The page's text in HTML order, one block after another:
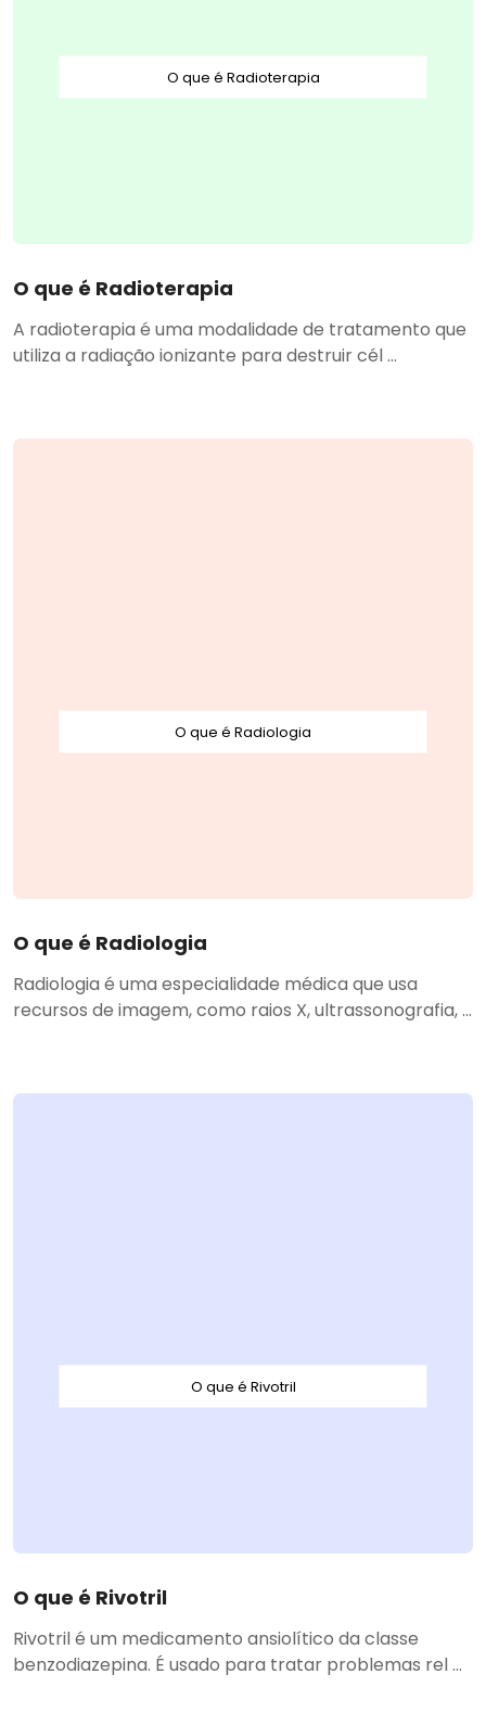
O que é Radioterapia
O que é Radioterapia
A radioterapia é uma modalidade de tratamento que
utiliza a radiação ionizante para destruir cél ...
O que é Radiologia
O que é Radiologia
Radiologia é uma especialidade médica que usa
recursos de imagem, como raios X, ultrassonografia, ...
O que é Rivotril
O que é Rivotril
Rivotril é um medicamento ansiolítico da classe
benzodiazepina. É usado para tratar problemas rel ...